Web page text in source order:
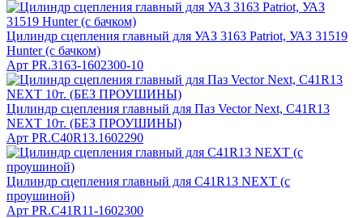
Цилиндр сцепления главный для УАЗ 3163 Patriot, УАЗ 31519
Hunter (c бачком)
Арт PR.3163-1602300-10
Цилиндр сцепления главный для Паз Vector Next, C41R13
NEXT 10т. (БЕЗ ПРОУШИНЫ)
Арт PR.C40R13.1602290
Цилиндр сцепления главный для C41R13 NEXT (с
проушиной)
Арт PR.C41R11-1602300